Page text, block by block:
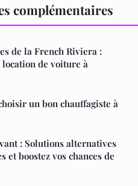
complémentaires
de la French Riviera :
de voiture à
un bon chauffagiste à
: Solutions alternatives
et boostez vos chances de